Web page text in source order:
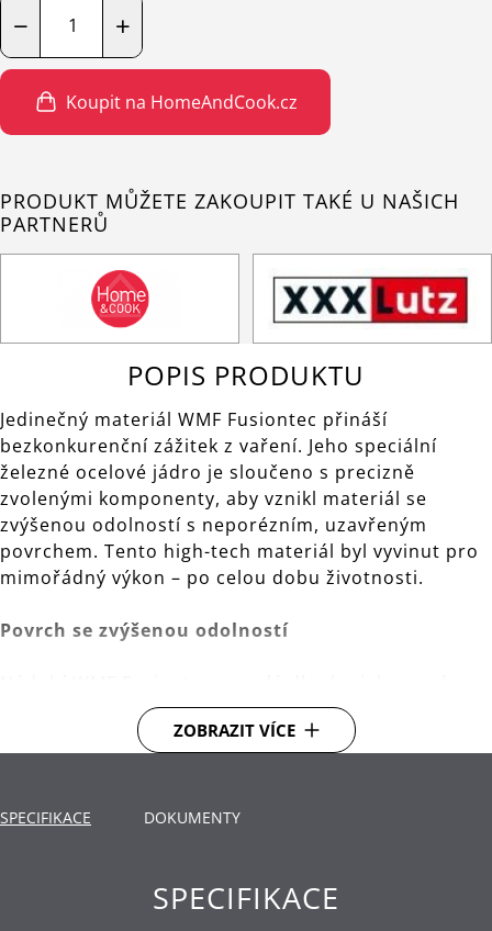
+
−
Koupit na HomeAndCook.cz
PRODUKT MŮŽETE ZAKOUPIT TAKÉ U NAŠICH
PARTNERŮ
POPIS PRODUKTU
Jedinečný materiál WMF Fusiontec přináší
bezkonkurenční zážitek z vaření. Jeho speciální
železné ocelové jádro je sloučeno s precizně
zvolenými komponenty, aby vznikl materiál se
zvýšenou odolností s neporézním, uzavřeným
povrchem. Tento high-tech materiál byl vyvinut pro
mimořádný výkon – po celou dobu životnosti.
Povrch se zvýšenou odolností
Super hladký povrch vyniká vysokou tvrdostí a
ochranou proti poškrábání. Nádobí lze mýt v myčce
Vynikající vlastnosti při vaření
pečený na pánvi, WMF Fusiontec zajistí, že i náročná
ZOBRAZIT VÍCE
SPECIFIKACE DOKUMENTY
SPECIFIKACE